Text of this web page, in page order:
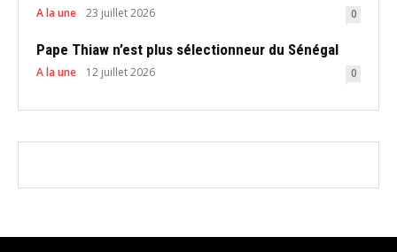
A la une 23 juillet 2026 0
Pape Thiaw n’est plus sélectionneur du Sénégal
A la une 12 juillet 2026 0